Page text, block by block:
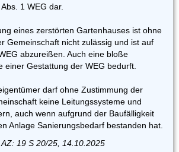
1 WEG dar.
eines zerstörten Gartenhauses ist ohne
Gemeinschaft nicht zulässig und ist auf
abzureißen. Auch eine bloße
einer Gestattung der WEG bedurft.
darf ohne Zustimmung der
keine Leitungssysteme und
auch wenn aufgrund der Baufälligkeit
Anlage Sanierungsbedarf bestanden hat.
19 S 20/25, 14.10.2025